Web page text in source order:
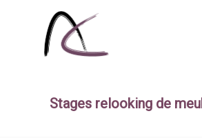
Stages relooking de